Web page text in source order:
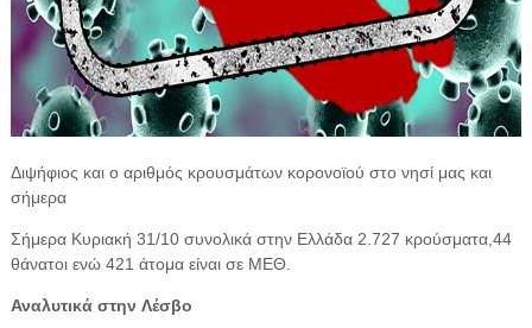
Διψήφιος και ο αριθμός κρουσμάτων κορονοϊού στο νησί μας και
σήμερα
Σήμερα Κυριακή 31/10 συνολικά στην Ελλάδα 2.727 κρούσματα,44
θάνατοι ενώ 421 άτομα είναι σε ΜΕΘ.
Αναλυτικά στην Λέσβο